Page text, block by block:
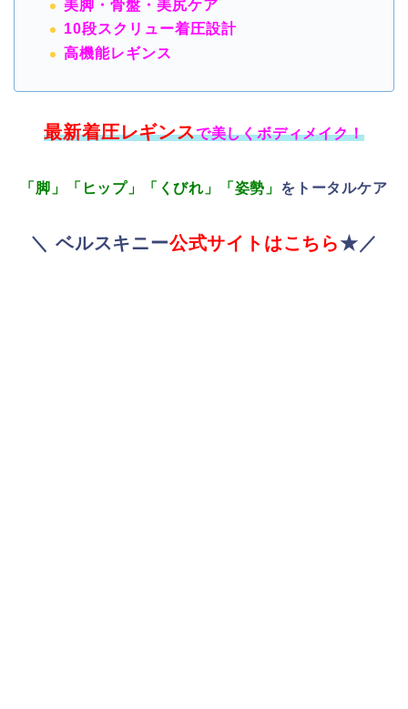
美脚・骨盤・美尻ケア
10段スクリュー着圧設計
高機能レギンス
最新着圧レギンスで美しくボディメイク！
「脚」「ヒップ」「くびれ」「姿勢」 をトータルケア
＼ ベルスキニー公式サイトはこちら★／